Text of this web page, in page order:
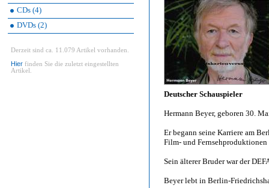
CDs (4)
DVDs (2)
Derzeit sind ca. 11.079 Artikel vorhanden.
Hier finden Sie die zuletzt eingestellten
Artikel.
Deutscher Schauspieler
Hermann Beyer, geboren 30.
Er begann seine Karriere am
Film- und Fernsehproduktionen
Sein älterer Bruder war der
Beyer lebt in Berlin-